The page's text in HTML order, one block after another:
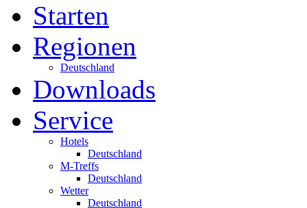
Starten
Regionen
Deutschland
Downloads
Service
Hotels
Deutschland
M-Treffs
Deutschland
Wetter
Deutschland